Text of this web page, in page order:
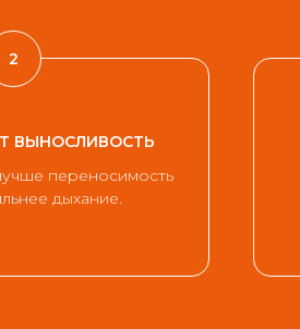
ВЫНОСЛИВОСТЬ
переносимость
дыхание.